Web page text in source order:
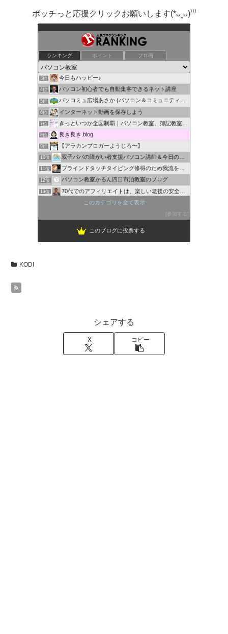
ポッチっと応援クリックお願いします(*ᴗˬᴗ)⁾⁾⁾
ランキング ポイント ブロ画
ちょ〜初心者のパソコン･スマホ教室
2位 オタクのゼロからわかるパソコン活用術
3位 今日もハッピー♪
4位 パソコン初心者でも自動集客できるネット講座
5位 パソコミュ広場あさか (パソコン＆コミュニティ広…
6位 インターネット動画を保存しよう
7位 きっといつか全国制覇｜パソコン教室、簿記教室のスタッフブログ
8位 良き良き.blog
9位 【アラカンブロガーようじろ〜】
10位 双子パパの障がい者支援パソコン講師＆今日の癒され動物写真
11位 ブラインドタッチタイピング修得のため我流を矯正する
12位 パソコン教室かるん四日市泊教室のブログ
13位 70代でのアフィリエイトは、楽しい老後の安全保障！!
ハローパソコン教室 名谷駅校
このカテゴリを全て表示
参加する
このブログに投票する
KODI
シェアする
X コピー